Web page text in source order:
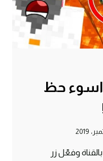
كرافت #6 | اسوء حظ
وفعّل زر